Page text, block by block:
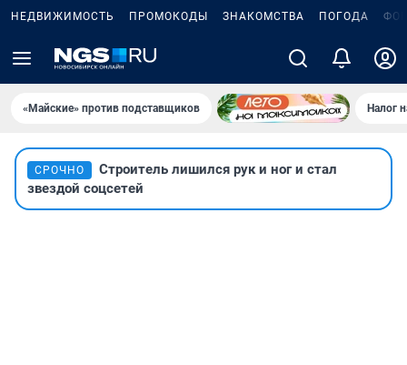
НЕДВИЖИМОСТЬ ПРОМОКОДЫ ЗНАКОМСТВА ПОГОДА
«Майские» против подставщиков Налог
СРОЧНО
Строитель лишился рук и ног и стал
звездой соцсетей